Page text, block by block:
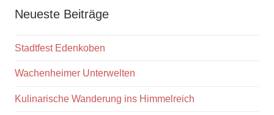
Neueste Beiträge
Stadtfest Edenkoben
Wachenheimer Unterwelten
Kulinarische Wanderung ins Himmelreich